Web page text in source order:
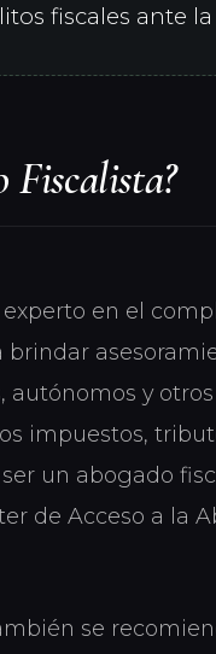
fiscales ante
Fiscalista?
en el
brindar
autónomos y
impuestos,
un abogado
de Acceso a la
se